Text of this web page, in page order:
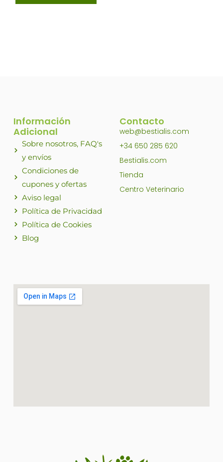
Información
Adicional
Sobre nosotros, FAQ's
y envíos
Condiciones de
cupones y ofertas
Aviso legal
Política de Privacidad
Política de Cookies
Blog
Contacto
web@bestialis.com
+34 650 285 620
Bestialis.com
Tienda
Centro Veterinario